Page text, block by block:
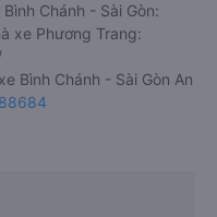
Chánh - Sài Gòn:
xe Phương Trang:
Bình Chánh - Sài Gòn An